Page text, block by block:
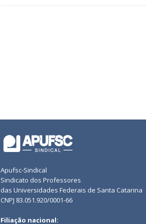
Apufsc-Sindical
Sindicato dos Professores
das Universidades Federais de Santa Catarina
CNPJ 83.051.920/0001-66
Filiação nacional: